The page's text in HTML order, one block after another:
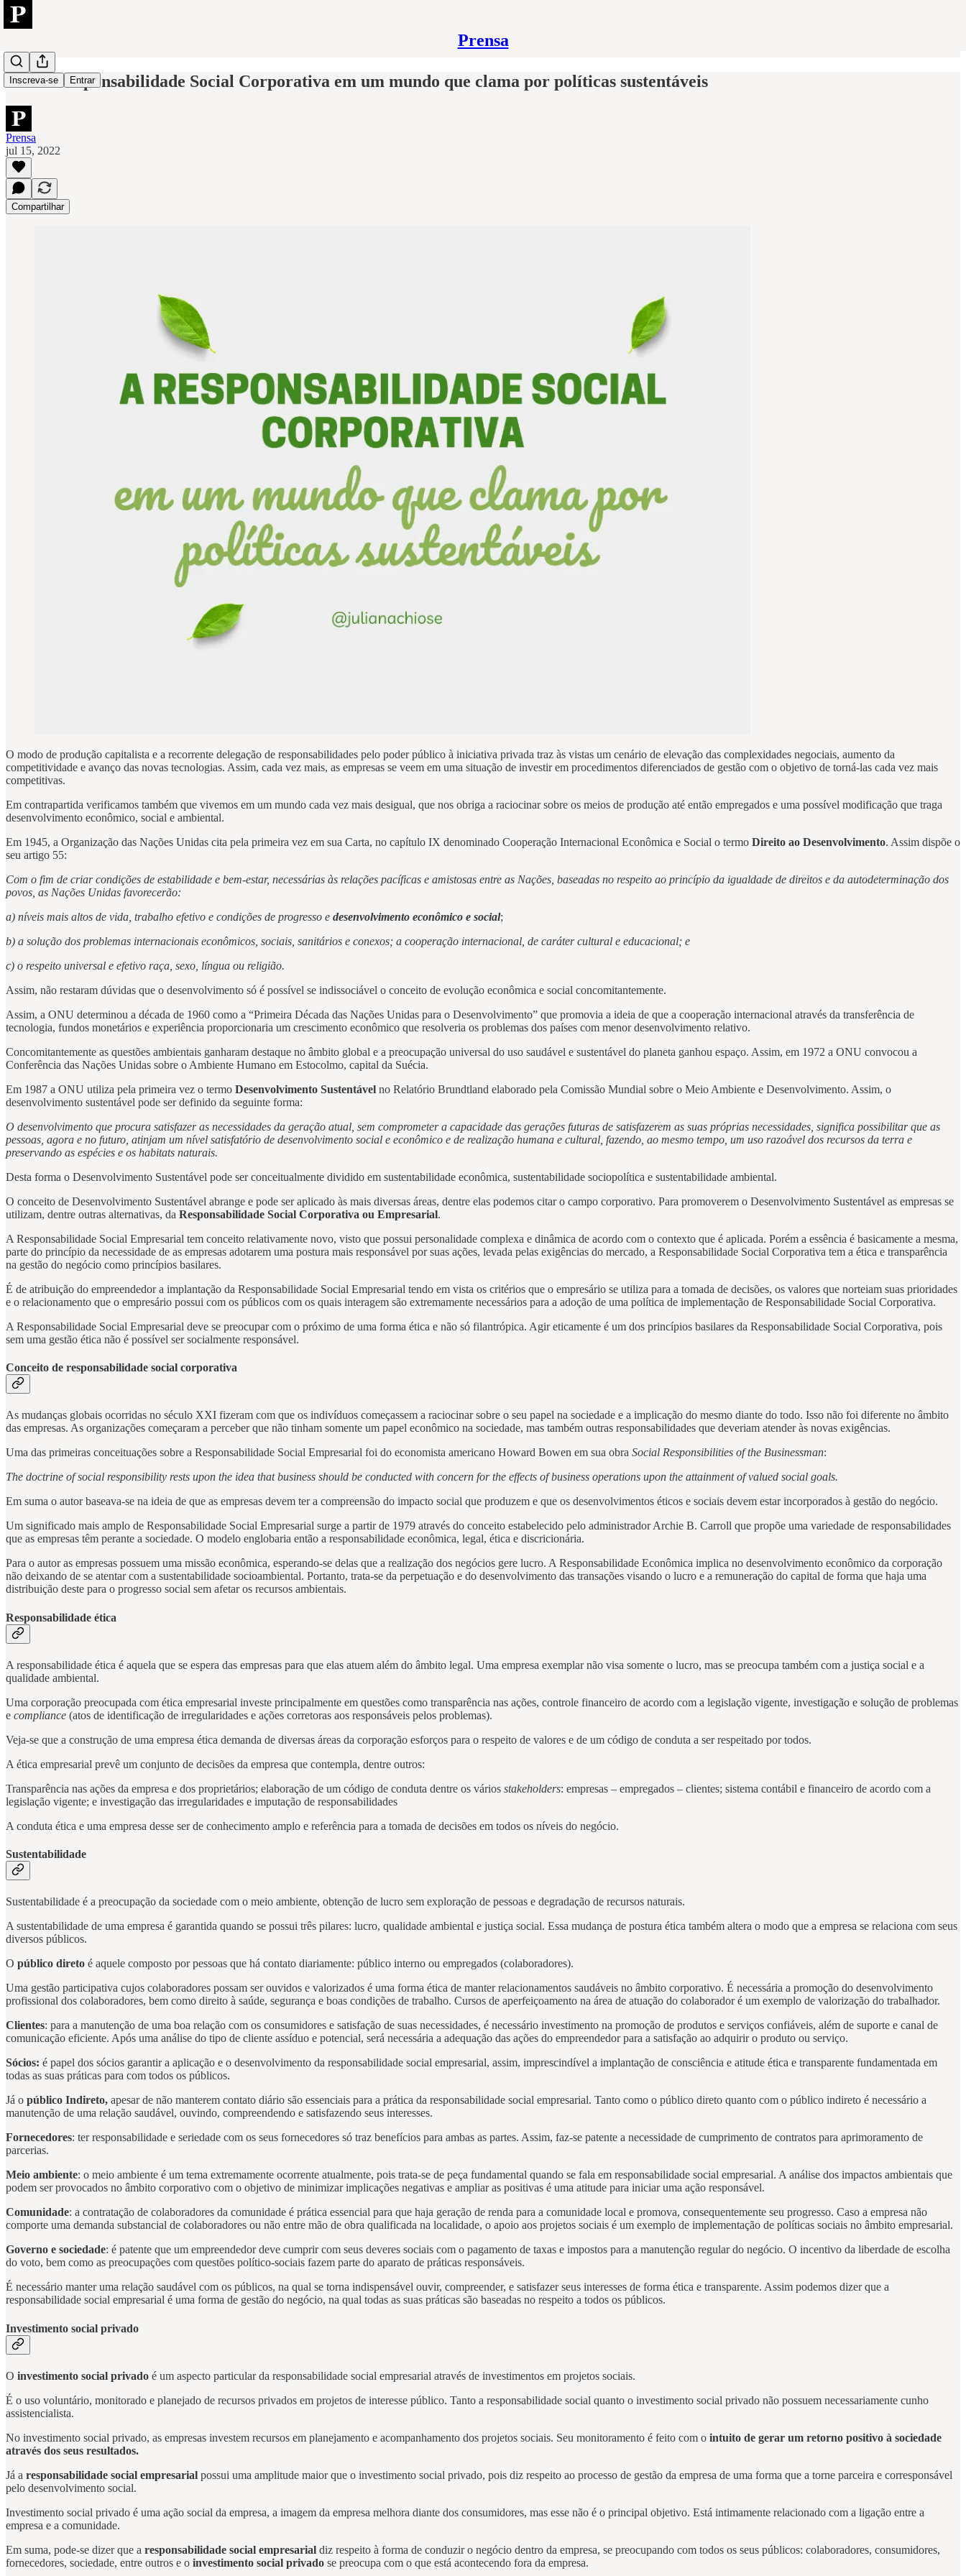
Prensa
Inscreva-se Entrar
ESG e Responsabilidade Social Corporativa em um mundo que clama por políticas sustentáveis
Prensa
jul 15, 2022
Compartilhar
O modo de produção capitalista e a recorrente delegação de responsabilidades pelo poder público à iniciativa privada traz às vistas um cenário de elevação das complexidades negociais, aumento da
competitividade e avanço das novas tecnologias. Assim, cada vez mais, as empresas se veem em uma situação de investir em procedimentos diferenciados de gestão com o objetivo de torná-las cada vez mais
competitivas.
Em contrapartida verificamos também que vivemos em um mundo cada vez mais desigual, que nos obriga a raciocinar sobre os meios de produção até então empregados e uma possível modificação que traga
desenvolvimento econômico, social e ambiental.
Em 1945, a Organização das Nações Unidas cita pela primeira vez em sua Carta, no capítulo IX denominado Cooperação Internacional Econômica e Social o termo Direito ao Desenvolvimento. Assim dispõe o
seu artigo 55:
Com o fim de criar condições de estabilidade e bem-estar, necessárias às relações pacíficas e amistosas entre as Nações, baseadas no respeito ao princípio da igualdade de direitos e da autodeterminação dos
povos, as Nações Unidas favorecerão:
a) níveis mais altos de vida, trabalho efetivo e condições de progresso e desenvolvimento econômico e social;
b) a solução dos problemas internacionais econômicos, sociais, sanitários e conexos; a cooperação internacional, de caráter cultural e educacional; e
c) o respeito universal e efetivo raça, sexo, língua ou religião.
Assim, não restaram dúvidas que o desenvolvimento só é possível se indissociável o conceito de evolução econômica e social concomitantemente.
Assim, a ONU determinou a década de 1960 como a “Primeira Década das Nações Unidas para o Desenvolvimento” que promovia a ideia de que a cooperação internacional através da transferência de
tecnologia, fundos monetários e experiência proporcionaria um crescimento econômico que resolveria os problemas dos países com menor desenvolvimento relativo.
Concomitantemente as questões ambientais ganharam destaque no âmbito global e a preocupação universal do uso saudável e sustentável do planeta ganhou espaço. Assim, em 1972 a ONU convocou a
Conferência das Nações Unidas sobre o Ambiente Humano em Estocolmo, capital da Suécia.
Em 1987 a ONU utiliza pela primeira vez o termo Desenvolvimento Sustentável no Relatório Brundtland elaborado pela Comissão Mundial sobre o Meio Ambiente e Desenvolvimento. Assim, o
desenvolvimento sustentável pode ser definido da seguinte forma:
O desenvolvimento que procura satisfazer as necessidades da geração atual, sem comprometer a capacidade das gerações futuras de satisfazerem as suas próprias necessidades, significa possibilitar que as
pessoas, agora e no futuro, atinjam um nível satisfatório de desenvolvimento social e econômico e de realização humana e cultural, fazendo, ao mesmo tempo, um uso razoável dos recursos da terra e
preservando as espécies e os habitats naturais.
Desta forma o Desenvolvimento Sustentável pode ser conceitualmente dividido em sustentabilidade econômica, sustentabilidade sociopolítica e sustentabilidade ambiental.
O conceito de Desenvolvimento Sustentável abrange e pode ser aplicado às mais diversas áreas, dentre elas podemos citar o campo corporativo. Para promoverem o Desenvolvimento Sustentável as empresas se
utilizam, dentre outras alternativas, da Responsabilidade Social Corporativa ou Empresarial.
A Responsabilidade Social Empresarial tem conceito relativamente novo, visto que possui personalidade complexa e dinâmica de acordo com o contexto que é aplicada. Porém a essência é basicamente a mesma,
parte do princípio da necessidade de as empresas adotarem uma postura mais responsável por suas ações, levada pelas exigências do mercado, a Responsabilidade Social Corporativa tem a ética e transparência
na gestão do negócio como princípios basilares.
É de atribuição do empreendedor a implantação da Responsabilidade Social Empresarial tendo em vista os critérios que o empresário se utiliza para a tomada de decisões, os valores que norteiam suas prioridades
e o relacionamento que o empresário possui com os públicos com os quais interagem são extremamente necessários para a adoção de uma política de implementação de Responsabilidade Social Corporativa.
A Responsabilidade Social Empresarial deve se preocupar com o próximo de uma forma ética e não só filantrópica. Agir eticamente é um dos princípios basilares da Responsabilidade Social Corporativa, pois
sem uma gestão ética não é possível ser socialmente responsável.
Conceito de responsabilidade social corporativa
As mudanças globais ocorridas no século XXI fizeram com que os indivíduos começassem a raciocinar sobre o seu papel na sociedade e a implicação do mesmo diante do todo. Isso não foi diferente no âmbito
das empresas. As organizações começaram a perceber que não tinham somente um papel econômico na sociedade, mas também outras responsabilidades que deveriam atender às novas exigências.
Uma das primeiras conceituações sobre a Responsabilidade Social Empresarial foi do economista americano Howard Bowen em sua obra Social Responsibilities of the Businessman:
The doctrine of social responsibility rests upon the idea that business should be conducted with concern for the effects of business operations upon the attainment of valued social goals.
Em suma o autor baseava-se na ideia de que as empresas devem ter a compreensão do impacto social que produzem e que os desenvolvimentos éticos e sociais devem estar incorporados à gestão do negócio.
Um significado mais amplo de Responsabilidade Social Empresarial surge a partir de 1979 através do conceito estabelecido pelo administrador Archie B. Carroll que propõe uma variedade de responsabilidades
que as empresas têm perante a sociedade. O modelo englobaria então a responsabilidade econômica, legal, ética e discricionária.
Para o autor as empresas possuem uma missão econômica, esperando-se delas que a realização dos negócios gere lucro. A Responsabilidade Econômica implica no desenvolvimento econômico da corporação
não deixando de se atentar com a sustentabilidade socioambiental. Portanto, trata-se da perpetuação e do desenvolvimento das transações visando o lucro e a remuneração do capital de forma que haja uma
distribuição deste para o progresso social sem afetar os recursos ambientais.
Responsabilidade ética
A responsabilidade ética é aquela que se espera das empresas para que elas atuem além do âmbito legal. Uma empresa exemplar não visa somente o lucro, mas se preocupa também com a justiça social e a
qualidade ambiental.
Uma corporação preocupada com ética empresarial investe principalmente em questões como transparência nas ações, controle financeiro de acordo com a legislação vigente, investigação e solução de problemas
e compliance (atos de identificação de irregularidades e ações corretoras aos responsáveis pelos problemas).
Veja-se que a construção de uma empresa ética demanda de diversas áreas da corporação esforços para o respeito de valores e de um código de conduta a ser respeitado por todos.
A ética empresarial prevê um conjunto de decisões da empresa que contempla, dentre outros:
Transparência nas ações da empresa e dos proprietários; elaboração de um código de conduta dentre os vários stakeholders: empresas – empregados – clientes; sistema contábil e financeiro de acordo com a
legislação vigente; e investigação das irregularidades e imputação de responsabilidades
A conduta ética e uma empresa desse ser de conhecimento amplo e referência para a tomada de decisões em todos os níveis do negócio.
Sustentabilidade
Sustentabilidade é a preocupação da sociedade com o meio ambiente, obtenção de lucro sem exploração de pessoas e degradação de recursos naturais.
A sustentabilidade de uma empresa é garantida quando se possui três pilares: lucro, qualidade ambiental e justiça social. Essa mudança de postura ética também altera o modo que a empresa se relaciona com seus
diversos públicos.
O público direto é aquele composto por pessoas que há contato diariamente: público interno ou empregados (colaboradores).
Uma gestão participativa cujos colaboradores possam ser ouvidos e valorizados é uma forma ética de manter relacionamentos saudáveis no âmbito corporativo. É necessária a promoção do desenvolvimento
profissional dos colaboradores, bem como direito à saúde, segurança e boas condições de trabalho. Cursos de aperfeiçoamento na área de atuação do colaborador é um exemplo de valorização do trabalhador.
Clientes: para a manutenção de uma boa relação com os consumidores e satisfação de suas necessidades, é necessário investimento na promoção de produtos e serviços confiáveis, além de suporte e canal de
comunicação eficiente. Após uma análise do tipo de cliente assíduo e potencial, será necessária a adequação das ações do empreendedor para a satisfação ao adquirir o produto ou serviço.
Sócios: é papel dos sócios garantir a aplicação e o desenvolvimento da responsabilidade social empresarial, assim, imprescindível a implantação de consciência e atitude ética e transparente fundamentada em
todas as suas práticas para com todos os públicos.
Já o público Indireto, apesar de não manterem contato diário são essenciais para a prática da responsabilidade social empresarial. Tanto como o público direto quanto com o público indireto é necessário a
manutenção de uma relação saudável, ouvindo, compreendendo e satisfazendo seus interesses.
Fornecedores: ter responsabilidade e seriedade com os seus fornecedores só traz benefícios para ambas as partes. Assim, faz-se patente a necessidade de cumprimento de contratos para aprimoramento de
parcerias.
Meio ambiente: o meio ambiente é um tema extremamente ocorrente atualmente, pois trata-se de peça fundamental quando se fala em responsabilidade social empresarial. A análise dos impactos ambientais que
podem ser provocados no âmbito corporativo com o objetivo de minimizar implicações negativas e ampliar as positivas é uma atitude para iniciar uma ação responsável.
Comunidade: a contratação de colaboradores da comunidade é prática essencial para que haja geração de renda para a comunidade local e promova, consequentemente seu progresso. Caso a empresa não
comporte uma demanda substancial de colaboradores ou não entre mão de obra qualificada na localidade, o apoio aos projetos sociais é um exemplo de implementação de políticas sociais no âmbito empresarial.
Governo e sociedade: é patente que um empreendedor deve cumprir com seus deveres sociais com o pagamento de taxas e impostos para a manutenção regular do negócio. O incentivo da liberdade de escolha
do voto, bem como as preocupações com questões político-sociais fazem parte do aparato de práticas responsáveis.
É necessário manter uma relação saudável com os públicos, na qual se torna indispensável ouvir, compreender, e satisfazer seus interesses de forma ética e transparente. Assim podemos dizer que a
responsabilidade social empresarial é uma forma de gestão do negócio, na qual todas as suas práticas são baseadas no respeito a todos os públicos.
Investimento social privado
O investimento social privado é um aspecto particular da responsabilidade social empresarial através de investimentos em projetos sociais.
É o uso voluntário, monitorado e planejado de recursos privados em projetos de interesse público. Tanto a responsabilidade social quanto o investimento social privado não possuem necessariamente cunho
assistencialista.
No investimento social privado, as empresas investem recursos em planejamento e acompanhamento dos projetos sociais. Seu monitoramento é feito com o intuito de gerar um retorno positivo à sociedade
através dos seus resultados.
Já a responsabilidade social empresarial possui uma amplitude maior que o investimento social privado, pois diz respeito ao processo de gestão da empresa de uma forma que a torne parceira e corresponsável
pelo desenvolvimento social.
Investimento social privado é uma ação social da empresa, a imagem da empresa melhora diante dos consumidores, mas esse não é o principal objetivo. Está intimamente relacionado com a ligação entre a
empresa e a comunidade.
Em suma, pode-se dizer que a responsabilidade social empresarial diz respeito à forma de conduzir o negócio dentro da empresa, se preocupando com todos os seus públicos: colaboradores, consumidores,
fornecedores, sociedade, entre outros e o investimento social privado se preocupa com o que está acontecendo fora da empresa.